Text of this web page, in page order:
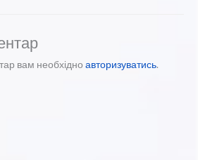
вам необхідно авторизуватись.